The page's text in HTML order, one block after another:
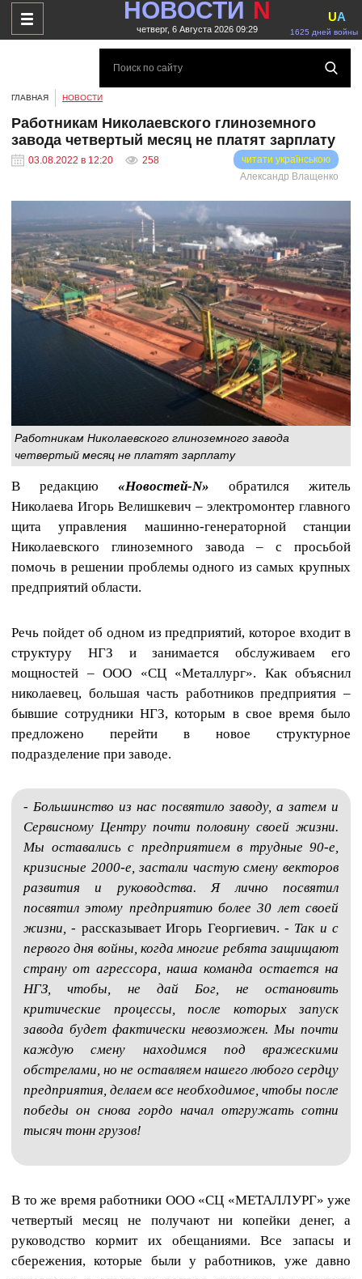
НОВОСТИ N
четверг, 6 Августа 2026 09:29 1625 дней войны
UA
ГЛАВНАЯ НОВОСТИ
Работникам Николаевского глиноземного
завода четвертый месяц не платят зарплату
03.08.2022 в 12:20 258
читати українською
Александр Влащенко
Работникам Николаевского глиноземного завода
четвертый месяц не платят зарплату
В редакцию «Новостей-N» обратился житель
Николаева Игорь Велишкевич – электромонтер главного
щита управления машинно-генераторной станции
Николаевского глиноземного завода – с просьбой
помочь в решении проблемы одного из самых крупных
предприятий области.
Речь пойдет об одном из предприятий, которое входит в
структуру НГЗ и занимается обслуживаем его
мощностей – ООО «СЦ «Металлург». Как объяснил
николаевец, большая часть работников предприятия –
бывшие сотрудники НГЗ, которым в свое время было
предложено перейти в новое структурное
подразделение при заводе.
- Большинство из нас посвятило заводу, а затем и
Сервисному Центру почти половину своей жизни.
Мы оставались с предприятием в трудные 90-е,
кризисные 2000-е, застали частую смену векторов
развития и руководства. Я лично посвятил
посвятил этому предприятию более 30 лет своей
жизни,- рассказывает Игорь Георгиевич. - Так и с
первого дня войны, когда многие ребята защищают
страну от агрессора, наша команда остается на
НГЗ, чтобы, не дай Бог, не остановить
критические процессы, после которых запуск
завода будет фактически невозможен. Мы почти
каждую смену находимся под вражескими
обстрелами, но не оставляем нашего любого сердцу
предприятия, делаем все необходимое, чтобы после
победы он снова гордо начал отгружать сотни
тысяч тонн грузов!
В то же время работники ООО «СЦ «МЕТАЛЛУРГ» уже
четвертый месяц не получают ни копейки денег, а
руководство кормит их обещаниями. Все запасы и
сбережения, которые были у работников, уже давно